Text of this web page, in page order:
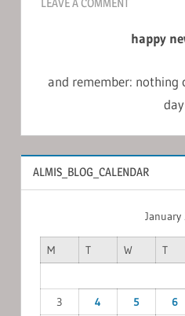
happy
and remember: nothing
ALMIS_BLOG_CALENDAR
January
M T W T
3
4 5 6